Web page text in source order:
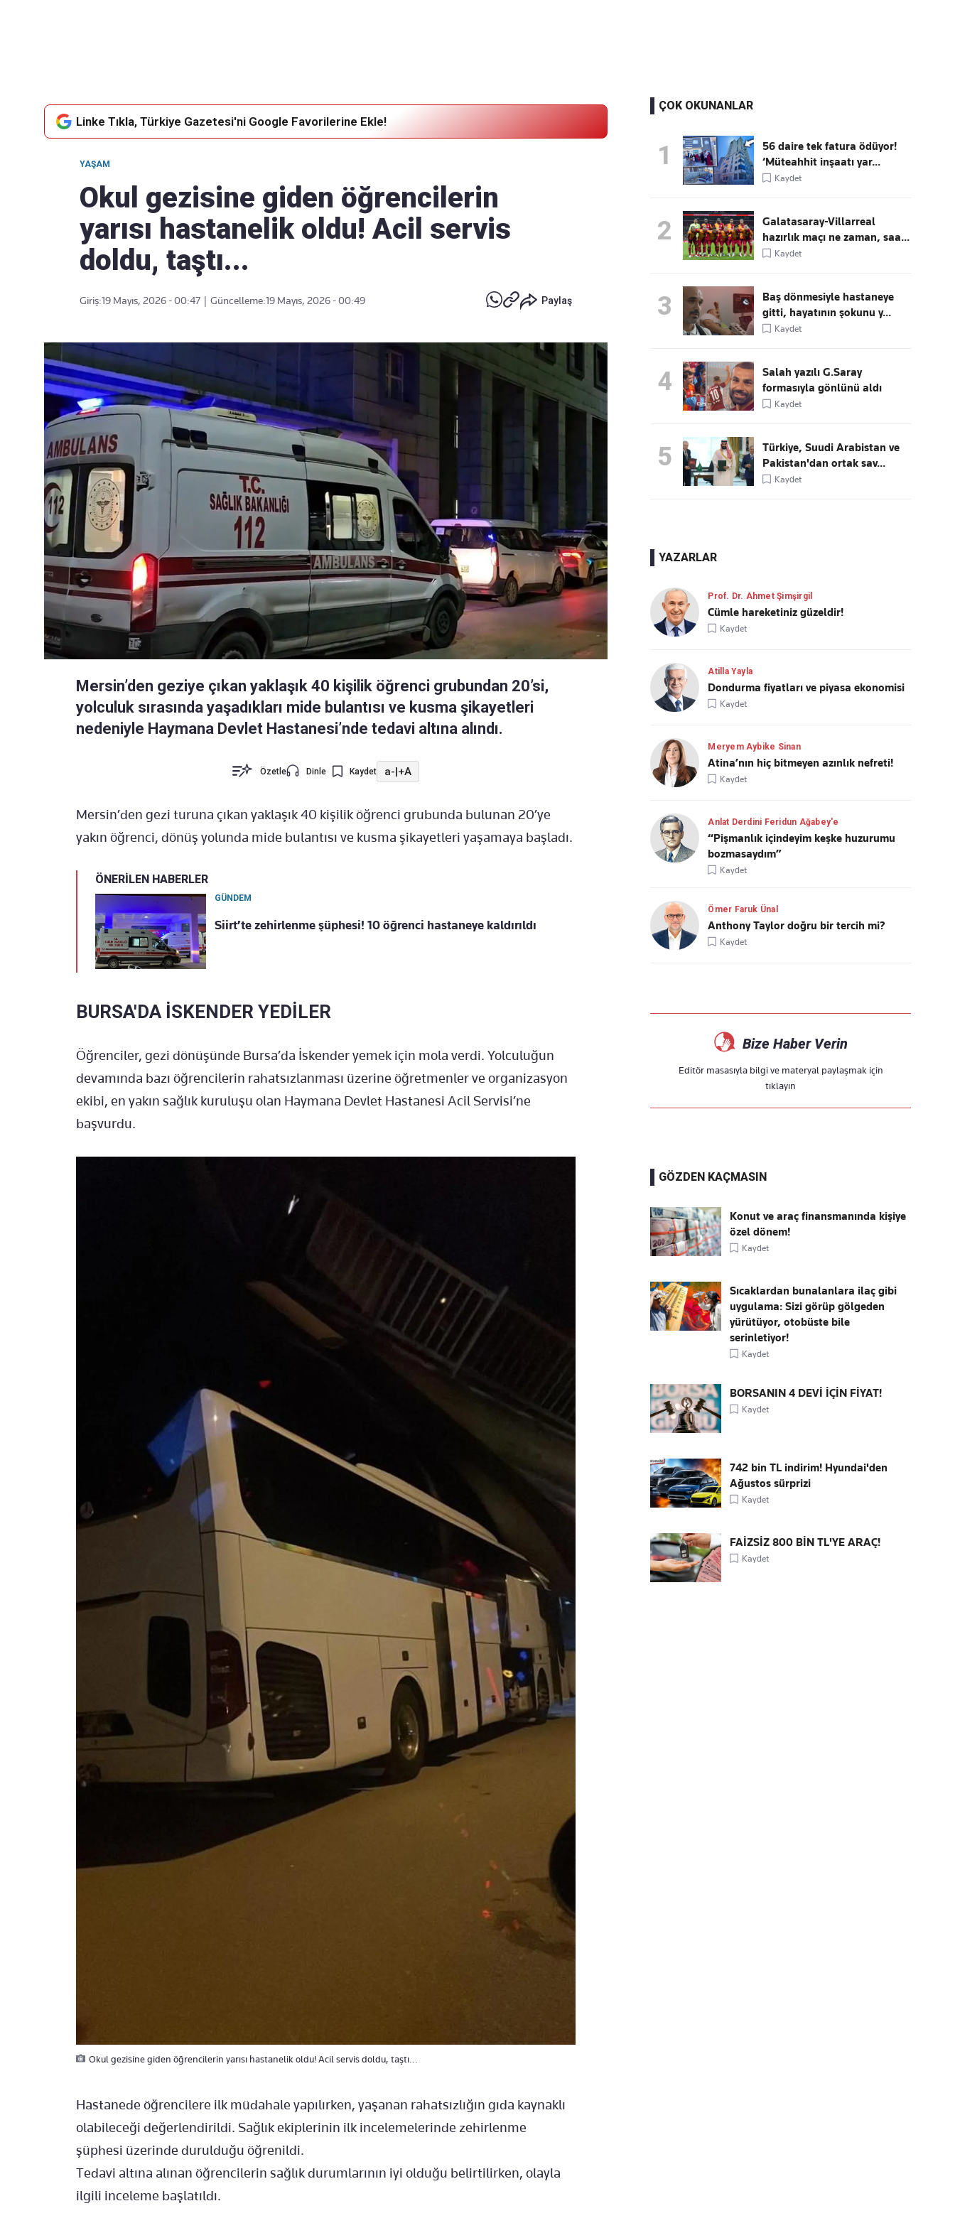
Linke Tıkla, Türkiye Gazetesi'ni Google Favorilerine Ekle!
YAŞAM
Okul gezisine giden öğrencilerin
yarısı hastanelik oldu! Acil servis
doldu, taştı...
Giriş:19 Mayıs, 2026 - 00:47 Güncelleme:19 Mayıs, 2026 - 00:49 Paylaş
Mersin’den geziye çıkan yaklaşık 40 kişilik öğrenci grubundan 20’si,
yolculuk sırasında yaşadıkları mide bulantısı ve kusma şikayetleri
nedeniyle Haymana Devlet Hastanesi’nde tedavi altına alındı.
Özetle Dinle Kaydet a-|+A
Mersin’den gezi turuna çıkan yaklaşık 40 kişilik öğrenci grubunda bulunan 20’ye
yakın öğrenci, dönüş yolunda mide bulantısı ve kusma şikayetleri yaşamaya başladı.
ÖNERİLEN HABERLER
GÜNDEM
Siirt’te zehirlenme şüphesi! 10 öğrenci hastaneye kaldırıldı
BURSA'DA İSKENDER YEDİLER
Öğrenciler, gezi dönüşünde Bursa’da İskender yemek için mola verdi. Yolculuğun
devamında bazı öğrencilerin rahatsızlanması üzerine öğretmenler ve organizasyon
ekibi, en yakın sağlık kuruluşu olan Haymana Devlet Hastanesi Acil Servisi’ne
başvurdu.
Okul gezisine giden öğrencilerin yarısı hastanelik oldu! Acil servis doldu, taştı...
Hastanede öğrencilere ilk müdahale yapılırken, yaşanan rahatsızlığın gıda kaynaklı
olabileceği değerlendirildi. Sağlık ekiplerinin ilk incelemelerinde zehirlenme
şüphesi üzerinde durulduğu öğrenildi.
Tedavi altına alınan öğrencilerin sağlık durumlarının iyi olduğu belirtilirken, olayla
ilgili inceleme başlatıldı.
ÇOK OKUNANLAR
1
56 daire tek fatura ödüyor!
‘Müteahhit inşaatı yar...
Kaydet
2
Galatasaray-Villarreal
hazırlık maçı ne zaman, saa...
Kaydet
3
Baş dönmesiyle hastaneye
gitti, hayatının şokunu y...
Kaydet
4
Salah yazılı G.Saray
formasıyla gönlünü aldı
Kaydet
5
Türkiye, Suudi Arabistan ve
Pakistan'dan ortak sav...
Kaydet
YAZARLAR
Prof. Dr. Ahmet Şimşirgil
Cümle hareketiniz güzeldir!
Kaydet
Atilla Yayla
Dondurma fiyatları ve piyasa ekonomisi
Kaydet
Meryem Aybike Sinan
Atina’nın hiç bitmeyen azınlık nefreti!
Kaydet
Anlat Derdini Feridun Ağabey'e
“Pişmanlık içindeyim keşke huzurumu
bozmasaydım”
Kaydet
Ömer Faruk Ünal
Anthony Taylor doğru bir tercih mi?
Kaydet
Bize Haber Verin
Editör masasıyla bilgi ve materyal paylaşmak için
tıklayın
GÖZDEN KAÇMASIN
Konut ve araç finansmanında kişiye
özel dönem!
Kaydet
Sıcaklardan bunalanlara ilaç gibi
uygulama: Sizi görüp gölgeden
yürütüyor, otobüste bile
serinletiyor!
Kaydet
BORSANIN 4 DEVİ İÇİN FİYAT!
Kaydet
742 bin TL indirim! Hyundai'den
Ağustos sürprizi
Kaydet
FAİZSİZ 800 BİN TL'YE ARAÇ!
Kaydet